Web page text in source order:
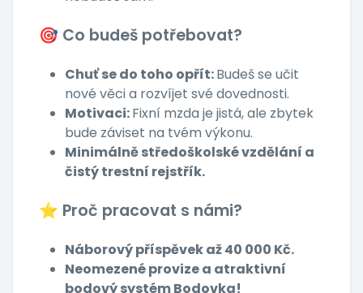
🎯 Co budeš potřebovat?
Chuť se do toho opřít:Budeš se učit
nové věci a rozvíjet své dovednosti.
Motivaci:Fixní mzda je jistá, ale zbytek
bude záviset na tvém výkonu.
Minimálně středoškolské vzdělání a
čistý trestní rejstřík.
⭐ Proč pracovat s námi?
Náborový příspěvek až 40 000 Kč.
Neomezené provize a atraktivní
bodový systém Bodovka!